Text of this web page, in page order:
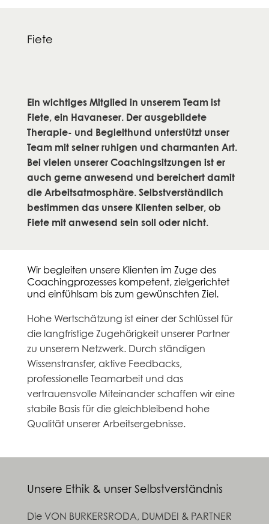
Fiete
Ein wichtiges Mitglied in unserem Team ist
Fiete, ein Havaneser. Der ausgebildete
Therapie- und Begleithund unterstützt unser
Team mit seiner ruhigen und charmanten Art.
Bei vielen unserer Coachingsitzungen ist er
auch gerne anwesend und bereichert damit
die Arbeitsatmosphäre. Selbstverständlich
bestimmen das unsere Klienten selber, ob
Fiete mit anwesend sein soll oder nicht.
Wir begleiten unsere Klienten im Zuge des
Coachingprozesses kompetent, zielgerichtet
und einfühlsam bis zum gewünschten Ziel.
Hohe Wertschätzung ist einer der Schlüssel für
die langfristige Zugehörigkeit unserer Partner
zu unserem Netzwerk. Durch ständigen
Wissenstransfer, aktive Feedbacks,
professionelle Teamarbeit und das
vertrauensvolle Miteinander schaffen wir eine
stabile Basis für die gleichbleibend hohe
Qualität unserer Arbeitsergebnisse.
Unsere Ethik & unser Selbstverständnis
Die VON BURKERSRODA, DUMDEI & PARTNER